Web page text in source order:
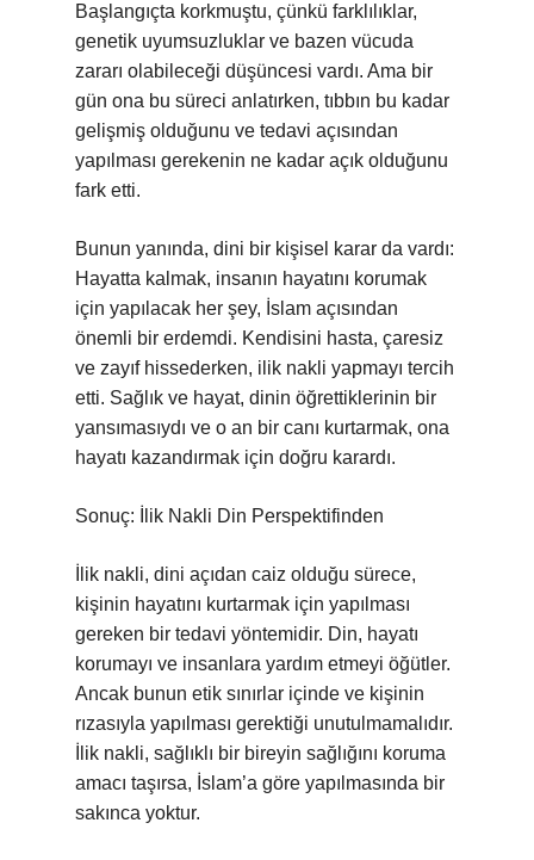
Başlangıçta korkmuştu, çünkü farklılıklar,
genetik uyumsuzluklar ve bazen vücuda
zararı olabileceği düşüncesi vardı. Ama bir
gün ona bu süreci anlatırken, tıbbın bu kadar
gelişmiş olduğunu ve tedavi açısından
yapılması gerekenin ne kadar açık olduğunu
fark etti.
Bunun yanında, dini bir kişisel karar da vardı:
Hayatta kalmak, insanın hayatını korumak
için yapılacak her şey, İslam açısından
önemli bir erdemdi. Kendisini hasta, çaresiz
ve zayıf hissederken, ilik nakli yapmayı tercih
etti. Sağlık ve hayat, dinin öğrettiklerinin bir
yansımasıydı ve o an bir canı kurtarmak, ona
hayatı kazandırmak için doğru karardı.
Sonuç: İlik Nakli Din Perspektifinden
İlik nakli, dini açıdan caiz olduğu sürece,
kişinin hayatını kurtarmak için yapılması
gereken bir tedavi yöntemidir. Din, hayatı
korumayı ve insanlara yardım etmeyi öğütler.
Ancak bunun etik sınırlar içinde ve kişinin
rızasıyla yapılması gerektiği unutulmamalıdır.
İlik nakli, sağlıklı bir bireyin sağlığını koruma
amacı taşırsa, İslam’a göre yapılmasında bir
sakınca yoktur.